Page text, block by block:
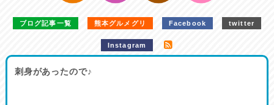
ブログ記事一覧 熊本グルメグリ Facebook twitter
Instagram
刺身があったので♪